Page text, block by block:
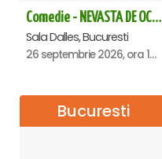
Comedie - NEVASTA DE OCAZIE !!!
Sala Dalles, Bucuresti
26 septembrie 2026, ora 19:00
Bucuresti